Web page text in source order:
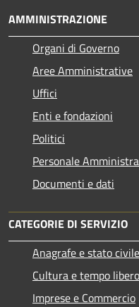
AMMINISTRAZIONE
Organi di Governo
Aree Amministrative
Uffici
Enti e fondazioni
Politici
Personale
Documenti e dati
CATEGORIE DI SERVIZIO
Anagrafe e stato civile
Cultura e tempo libero
Imprese e Commercio